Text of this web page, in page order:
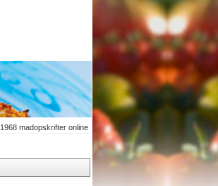
1968 madopskrifter online